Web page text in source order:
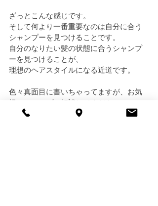
ざっとこんな感じです。
そして何より一番重要なのは自分に合う
シャンプーを見つけることです。
自分のなりたい髪の状態に合うシャンプ
ーを見つけることが、
理想のヘアスタイルになる近道です。
色々真面目に書いちゃってますが、お気
軽にシャンプー相談してください。
THE DAYにはオリジナルシャンプーも3種